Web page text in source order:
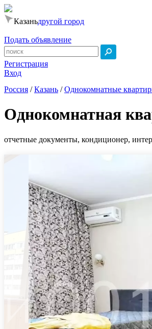
Казаньдругой город
Подать объявление
Регистрация
Вход
Россия /Казань /Однокомнатные
Однокомнатная
отчетные документы, кондиционер,